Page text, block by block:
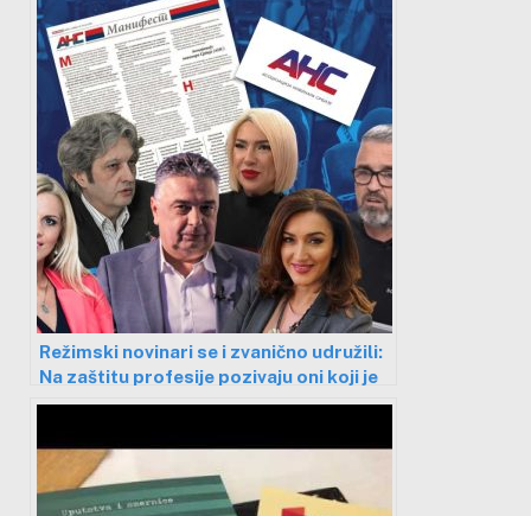
Režimski novinari se i zvanično udružili:
Na zaštitu profesije pozivaju oni koji je
godinama urušavaju